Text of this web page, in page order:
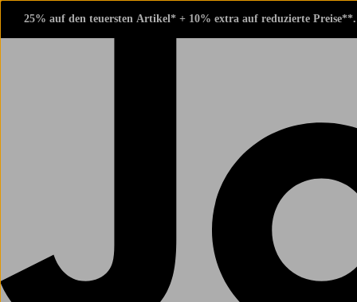
25% auf den teuersten Artikel* + 10% extra auf reduzierte Preise**.